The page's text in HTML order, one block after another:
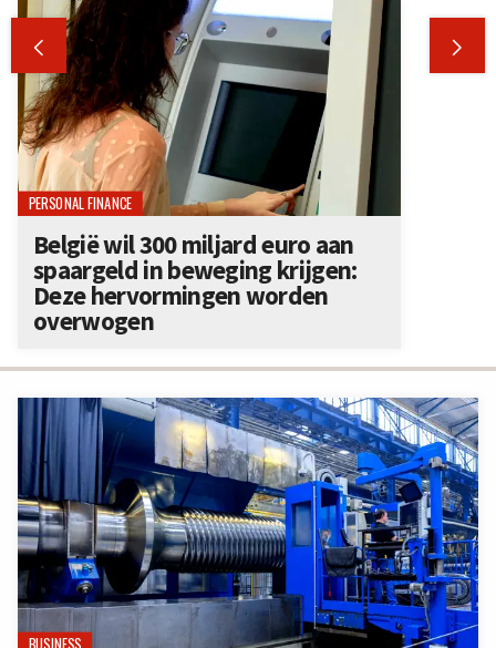
 
PERSONAL FINANCE
België wil 300 miljard euro aan
spaargeld in beweging krijgen:
Deze hervormingen worden
overwogen